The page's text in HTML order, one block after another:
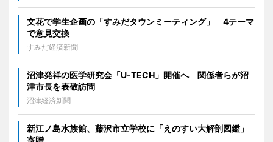
文花で学生企画の「すみだタウンミーティング」 4テーマ
で意見交換
すみだ経済新聞
沼津発祥の医学研究会「U-TECH」開催へ 関係者らが沼
津市長を表敬訪問
沼津経済新聞
新江ノ島水族館、藤沢市立学校に「えのすい大解剖図鑑」
寄贈